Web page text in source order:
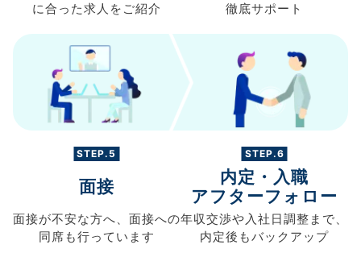
に合った求人を ご紹介
徹底サポート
STEP.5
面接
面接が不安な方へ、 面接への
同席も行っています
STEP.6
内定・入職
アフターフォロー
年収交渉や入社日調整まで、
内定後もバックアップ